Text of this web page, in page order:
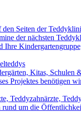
Seiten der
der nächsten
Ihre
Kitas, Schulen
Projektes benötigen
Teddyzahnärzte,
rund um die